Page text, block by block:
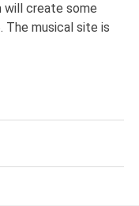
will create some
The musical site is